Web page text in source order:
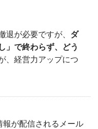
退が必要ですが、 ダ
」で終わらず、どう
、経営力アップにつ
が配信されるメール